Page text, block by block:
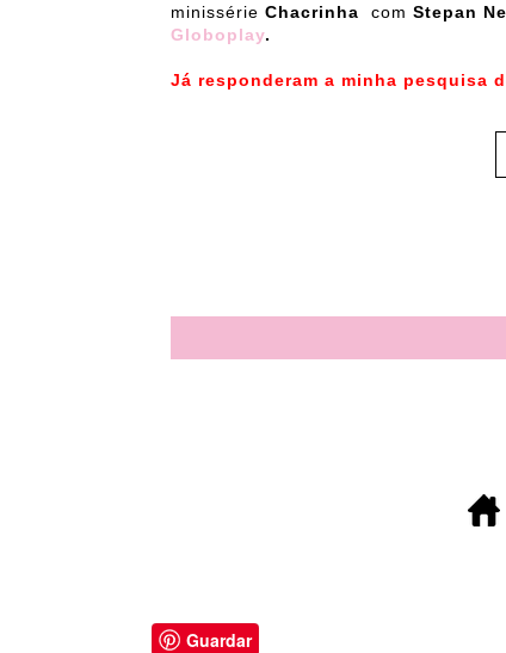
minissérie Chacrinha com Stepan
Globoplay.
Já responderam a minha pesquisa
Guardar